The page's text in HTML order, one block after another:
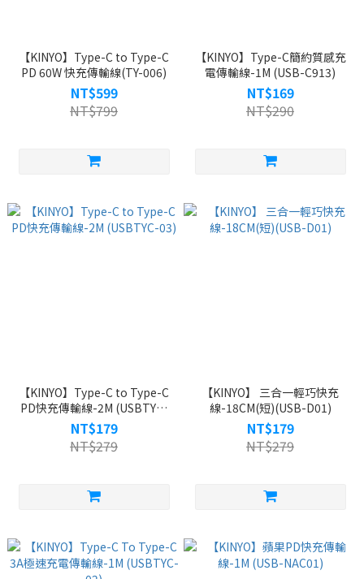
【KINYO】Type-C to Type-C
PD 60W 快充傳輸線(TY-006)
NT$599
NT$799
【KINYO】Type-C簡約質感充
電傳輸線-1M (USB-C913)
NT$169
NT$290
【KINYO】Type-C to Type-C
PD快充傳輸線-2M (USBTYC-
03)
NT$179
NT$279
【KINYO】 三合一輕巧快充
線-18CM(短)(USB-D01)
NT$179
NT$279